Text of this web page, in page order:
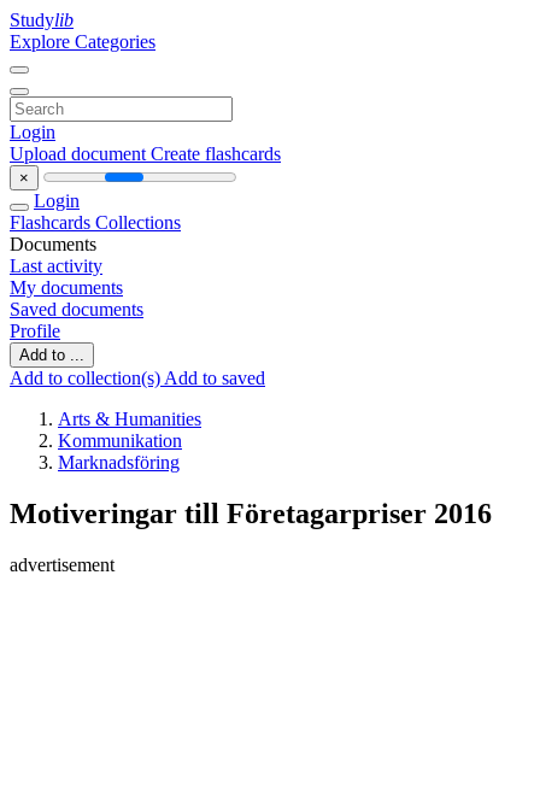
Studylib
Explore Categories
Login
Upload document Create flashcards
×
Login
Flashcards Collections
Documents
Last activity
My documents
Saved documents
Profile
Add to ...
Add to collection(s) Add to saved
Arts & Humanities
Kommunikation
Marknadsföring
Motiveringar till Företagarpriser 2016
advertisement